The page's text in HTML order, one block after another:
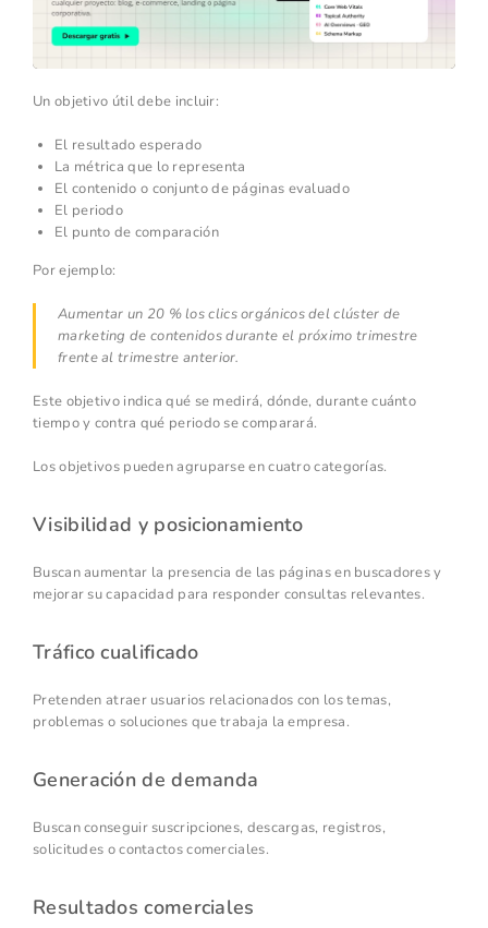
Un objetivo útil debe incluir:
El resultado esperado
La métrica que lo representa
El contenido o conjunto de páginas evaluado
El periodo
El punto de comparación
Por ejemplo:
Aumentar un 20 % los clics orgánicos del clúster de
marketing de contenidos durante el próximo trimestre
frente al trimestre anterior.
Este objetivo indica qué se medirá, dónde, durante cuánto
tiempo y contra qué periodo se comparará.
Los objetivos pueden agruparse en cuatro categorías.
Visibilidad y posicionamiento
Buscan aumentar la presencia de las páginas en buscadores y
mejorar su capacidad para responder consultas relevantes.
Tráfico cualificado
Pretenden atraer usuarios relacionados con los temas,
problemas o soluciones que trabaja la empresa.
Generación de demanda
Buscan conseguir suscripciones, descargas, registros,
solicitudes o contactos comerciales.
Resultados comerciales